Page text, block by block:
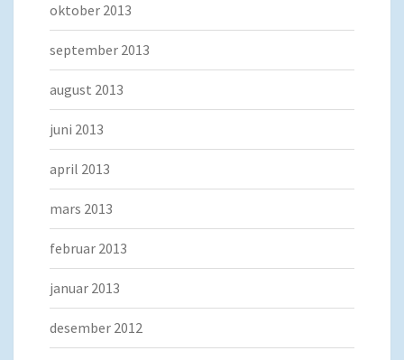
oktober 2013
september 2013
august 2013
juni 2013
april 2013
mars 2013
februar 2013
januar 2013
desember 2012